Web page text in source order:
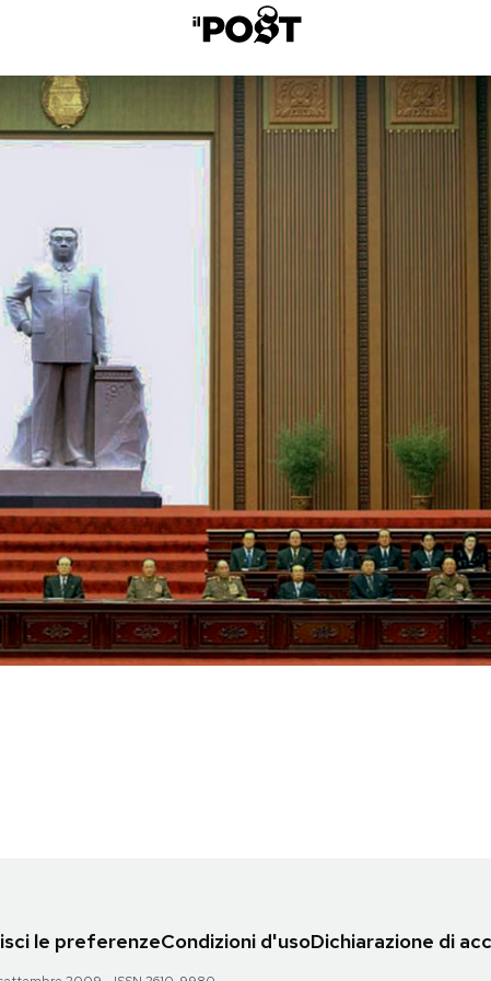
le preferenzeCondizioni d'usoDichiarazione di